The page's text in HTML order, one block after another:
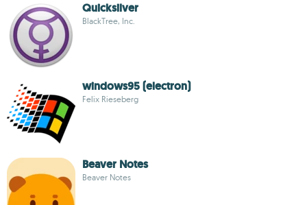
Quicksilver
BlackTree, Inc.
windows95 (electron)
Felix Rieseberg
Beaver Notes
Beaver Notes